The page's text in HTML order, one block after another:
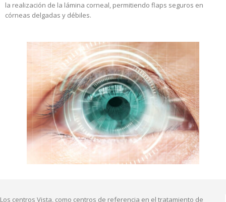
la realización de la lámina corneal, permitiendo flaps seguros en
córneas delgadas y débiles.
Los centros Vista, como centros de referencia en el tratamiento de